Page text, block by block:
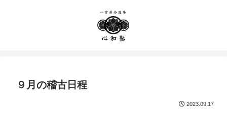
９月の稽古日程
2023.09.17